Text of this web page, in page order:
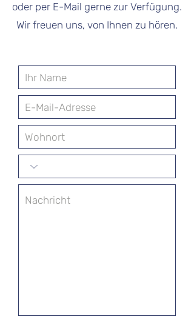
oder per E-Mail gerne zur Verfügung.
Wir freuen uns, von Ihnen zu hören.